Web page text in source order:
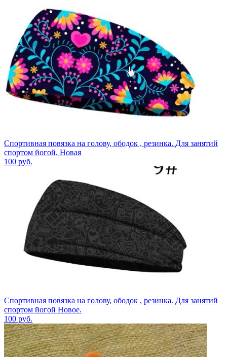
Спортивная повязка на голову, ободок , резинка. Для занятий
спортом йогой. Новая
100 руб.
Спортивная повязка на голову, ободок , резинка. Для занятий
спортом йогой Новое.
100 руб.